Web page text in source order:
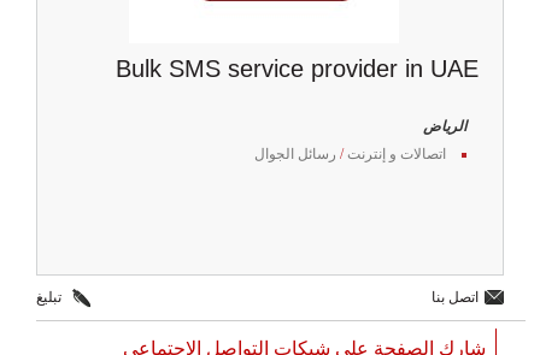
Bulk SMS service provider in UAE
الرياض
اتصالات و إنترنت/ رسائل الجوال
اتصل بنا تبليغ
شارك الصفحة على شبكات التواصل الاجتماعي